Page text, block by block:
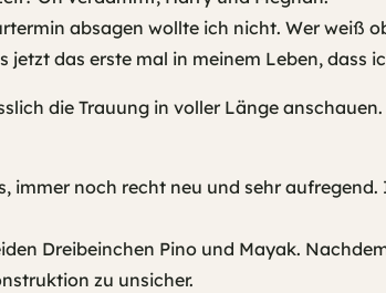
absagen wollte ich nicht. Wer weiß
das erste mal in meinem Leben, dass
die Trauung in voller Länge anschauen.
noch recht neu und sehr
Dreibeinchen Pino und Mayak.
zu unsicher.